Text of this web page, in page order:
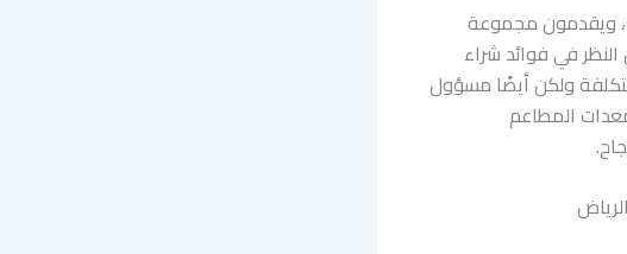
ويقدمون مجموعة
النظر في فوائد شراء
ولكن أيضًا مسؤول
المطاعم